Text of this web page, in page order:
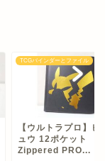
TCGバインダーとファイル
【ウルトラプロ】ピ
ュウ 12ポケット
Zippered PRO...